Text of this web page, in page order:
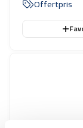
Offertpris